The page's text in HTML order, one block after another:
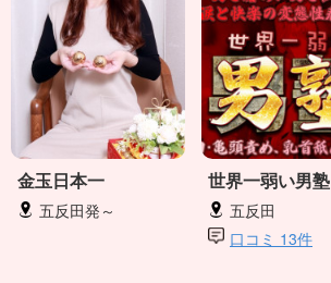
金玉日本一
五反田発～
世界一弱い男塾
五反田
口コミ 13件